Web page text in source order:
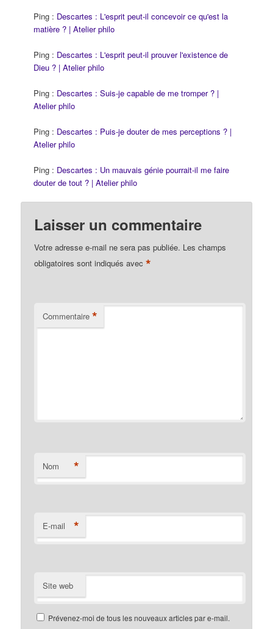
Ping : Descartes : L'esprit peut-il concevoir ce qu'est la
matière ? | Atelier philo
Ping : Descartes : L'esprit peut-il prouver l'existence de
Dieu ? | Atelier philo
Ping : Descartes : Suis-je capable de me tromper ? |
Atelier philo
Ping : Descartes : Puis-je douter de mes perceptions ? |
Atelier philo
Ping : Descartes : Un mauvais génie pourrait-il me faire
douter de tout ? | Atelier philo
Laisser un commentaire
Votre adresse e-mail ne sera pas publiée. Les champs
obligatoires sont indiqués avec*
Commentaire *
Nom *
E-mail *
Site web
Prévenez-moi de tous les nouveaux articles par e-mail.